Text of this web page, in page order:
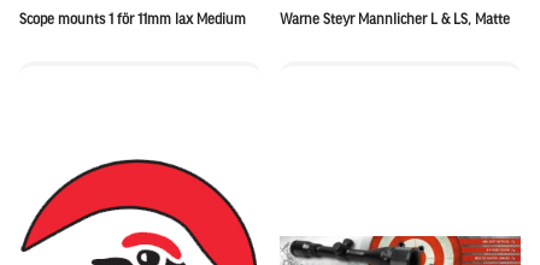
Scope mounts 1 för 11mm lax Medium Warne Steyr Mannlicher L & LS, Matte